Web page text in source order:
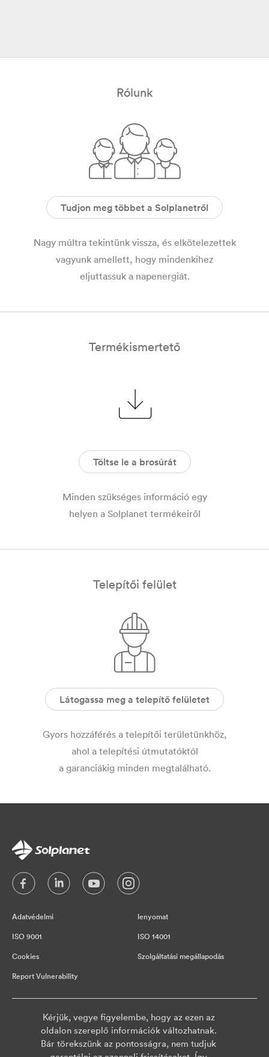
Rólunk
Tudjon meg többet a Solplanetről
Nagy múltra tekintünk vissza, és elkötelezettek
vagyunk amellett, hogy mindenkihez
eljuttassuk a napenergiát.
Termékismertető
Töltse le a brosúrát
Minden szükséges információ egy
helyen a Solplanet termékeiről
Telepítői felület
Látogassa meg a telepítő felületet
Gyors hozzáférés a telepítői területünkhöz,
ahol a telepítési útmutatóktól
a garanciákig minden megtalálható.
Adatvédelmi lenyomat
ISO 9001 ISO 14001
Cookies Szolgáltatási megállapodás
Report Vulnerability
Kérjük, vegye figyelembe, hogy az ezen az
oldalon szereplő információk változhatnak.
Bár törekszünk az pontosságra, nem tudjuk